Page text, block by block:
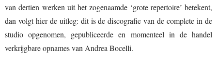
van dertien werken uit het zogenaamde ‘grote repertoire’ betekent,
dan volgt hier de uitleg: dit is de discografie van de complete in de
studio opgenomen, gepubliceerde en momenteel in de handel
verkrijgbare opnames van Andrea Bocelli.